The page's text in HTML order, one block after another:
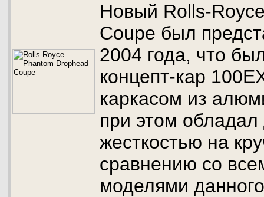
Новый Rolls-
Coupe был
2004 года, что
концепт-кар
каркасом из
при этом обладал
жесткостью на
сравнению со
моделями